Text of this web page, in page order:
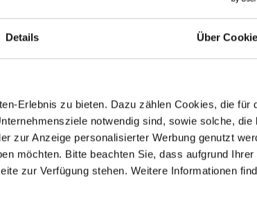
Details Über
Erlebnis zu bieten. Dazu zählen Cookies, die für
notwendig sind, sowie solche, die
zur Anzeige personalisierter Werbung genutzt
möchten. Bitte beachten Sie, dass aufgrund Ihrer
zur Verfügung stehen. Weitere Informationen
Info & Recht
Regelmäßige Fragen (FAQ)